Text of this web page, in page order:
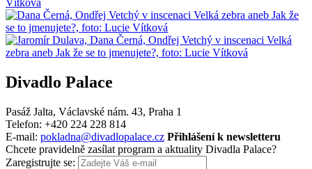
Divadlo Palace
Pasáž Jalta, Václavské nám. 43, Praha 1
Telefon: +420 224 228 814
E-mail: pokladna@divadlopalace.cz Přihlášení k newsletteru
Chcete pravidelně zasílat program a aktuality Divadla Palace?
Zaregistrujte se: